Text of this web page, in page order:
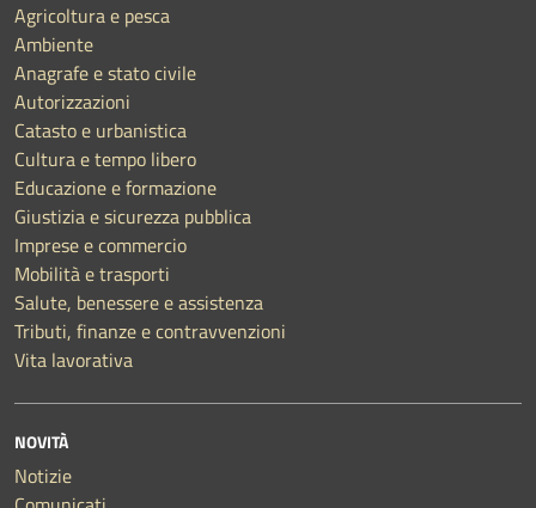
Agricoltura e pesca
Ambiente
Anagrafe e stato civile
Autorizzazioni
Catasto e urbanistica
Cultura e tempo libero
Educazione e formazione
Giustizia e sicurezza pubblica
Imprese e commercio
Mobilità e trasporti
Salute, benessere e assistenza
Tributi, finanze e contravvenzioni
Vita lavorativa
NOVITÀ
Notizie